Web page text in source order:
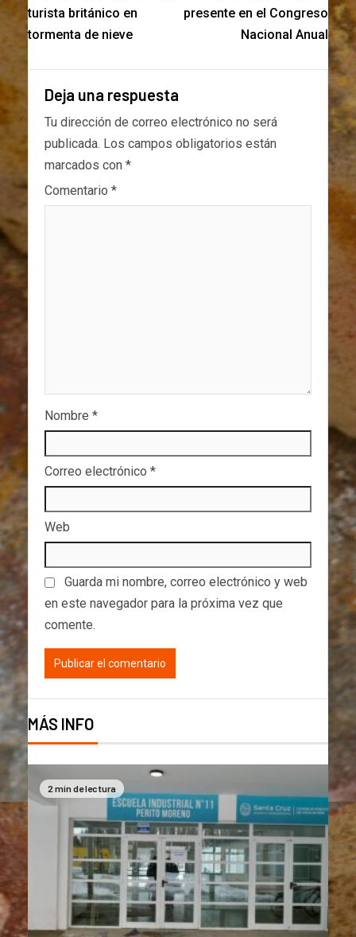
turista británico en
tormenta de nieve
presente en el Congreso
Nacional Anual
Deja una respuesta
Tu dirección de correo electrónico no será
publicada. Los campos obligatorios están
marcados con *
Comentario *
Nombre *
Correo electrónico *
Web
Guarda mi nombre, correo electrónico y web
en este navegador para la próxima vez que
comente.
MÁS INFO
2 min de lectura